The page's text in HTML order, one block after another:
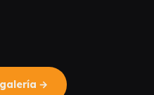
2023
CRECEMOS
2025
MÁS ALLÁ DEL CONSENSO
→